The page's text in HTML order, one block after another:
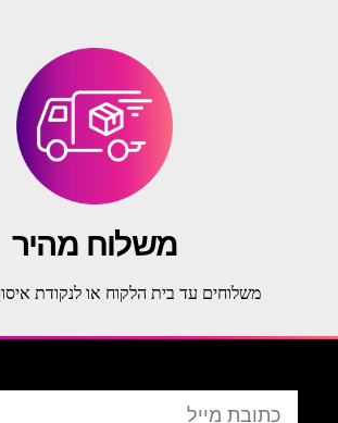
משלוח מהיר
משלוחים עד בית הלקוח או לנקודת